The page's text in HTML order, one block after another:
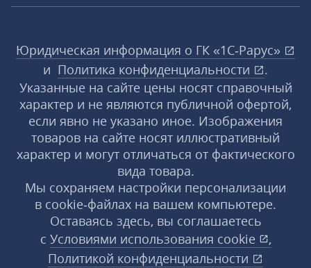
Юридическая информация о ГК «1С‑Рарус»
и Политика конфиденциальности
.
Указанные на сайте цены носят справочный
характер и не являются публичной офертой,
если явно не указано иное. Изображения
товаров на сайте носят иллюстративный
характер и могут отличаться от фактического
вида товара.
Мы сохраняем настройки персонализации
в cookie‑файлах на вашем компьютере.
Оставаясь здесь, вы соглашаетесь
с Условиями использования cookie
,
Политикой конфиденциальности